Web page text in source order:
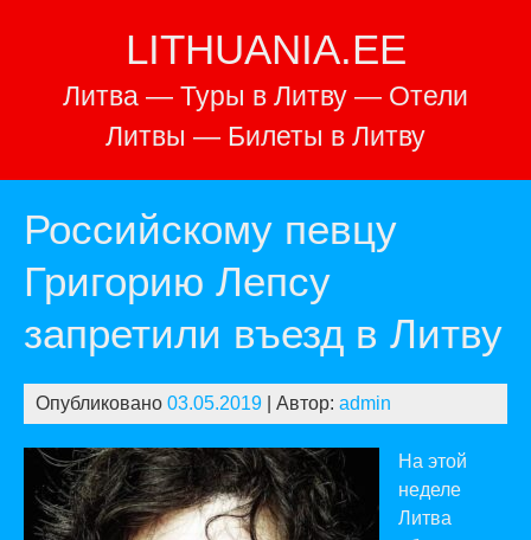
LITHUANIA.EE
Литва — Туры в Литву — Отели
Литвы — Билеты в Литву
Российскому певцу
Григорию Лепсу
запретили въезд в Литву
Опубликовано 03.05.2019 | Автор: admin
На этой
неделе
Литва